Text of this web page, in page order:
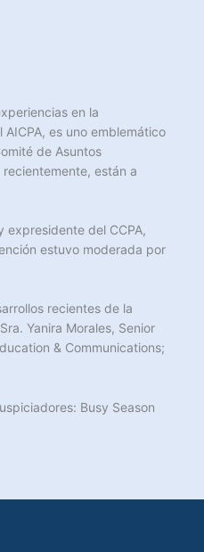
en la
es uno emblemático
de Asuntos
están a
expresidente del CCPA,
estuvo moderada por
recientes de la
Yanira Morales, Senior
& Communications;
Busy Season